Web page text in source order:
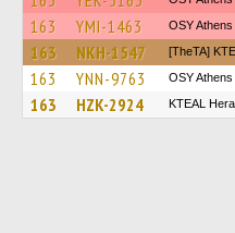
163 YMI-1463 OSY Athens
163 NKH-1547 [TheTA]
163 YNN-9763 OSY Athens
163 HZK-2924 KTEAL